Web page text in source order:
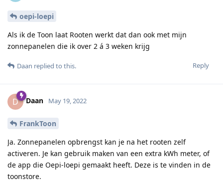
oepi-loepi
Als ik de Toon laat Rooten werkt dat dan ook met mijn
zonnepanelen die ik over 2 á 3 weken krijg
Reply
Daan replied to this.
D Daan May 19, 2022
FrankToon
Ja. Zonnepanelen opbrengst kan je na het rooten zelf
activeren. Je kan gebruik maken van een extra kWh meter, of
de app die Oepi-loepi gemaakt heeft. Deze is te vinden in de
toonstore.